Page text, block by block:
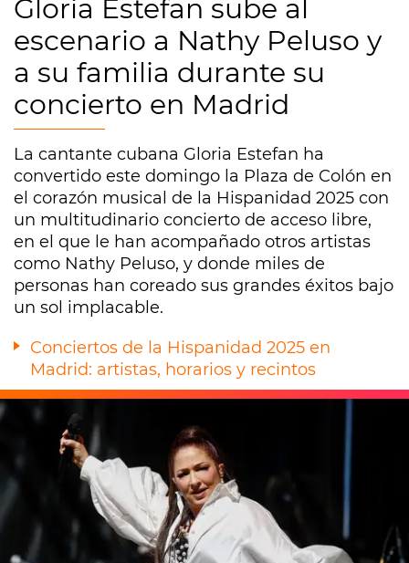
Gloria Estefan sube al
escenario a Nathy Peluso y
a su familia durante su
concierto en Madrid
La cantante cubana Gloria Estefan ha
convertido este domingo la Plaza de Colón en
el corazón musical de la Hispanidad 2025 con
un multitudinario concierto de acceso libre,
en el que le han acompañado otros artistas
como Nathy Peluso, y donde miles de
personas han coreado sus grandes éxitos bajo
un sol implacable.
Conciertos de la Hispanidad 2025 en
Madrid: artistas, horarios y recintos